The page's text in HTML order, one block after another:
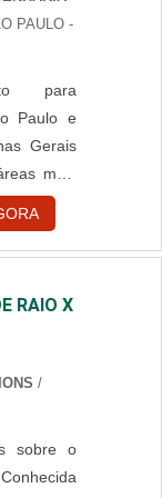
para
pelo
do
próprio
poderá
um
e ser
PAULO -
para
Paulo e
Gerais
mais
é a área
E as
de
papel
RAIO X
/
sobre o